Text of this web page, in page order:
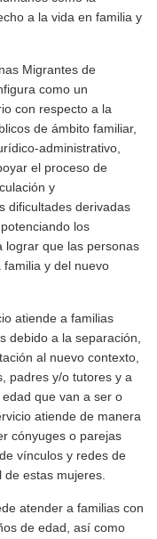
a la vida en familia y
Migrantes de
como un
con respecto a la
de ámbito familiar,
administrativo,
el proceso de
y
dificultades derivadas
los
lograr que las personas
y del nuevo
atiende a familias
debido a la separación,
al nuevo contexto,
padres y/o tutores y a
que van a ser o
atiende de manera
cónyuges o parejas
vínculos y redes de
estas mujeres.
atender a familias con
de edad, así como